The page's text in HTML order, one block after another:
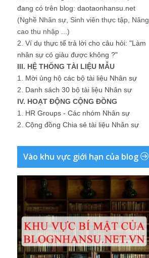
đang có trên blog: daotaonhansu.net
(Nghề Nhân sự, Sinh viên thực tập, Nâng
cao thu nhập ...)
2. Ví dụ thực tế trả lời cho câu hỏi: "Làm
nhân sự có giàu được không ?"
III. HỆ THỐNG TÀI LIỆU MẪU
1. Mời ủng hộ các bộ tài liệu Nhân sự
2. Danh sách 30 bộ tài liệu Nhân sự
IV. HOẠT ĐỘNG CỘNG ĐỒNG
1. HR Groups - Các nhóm Nhân sự
2. Cộng đồng Chia sẻ tài liệu Nhân sự
Vào khu vực giới hạn của blog